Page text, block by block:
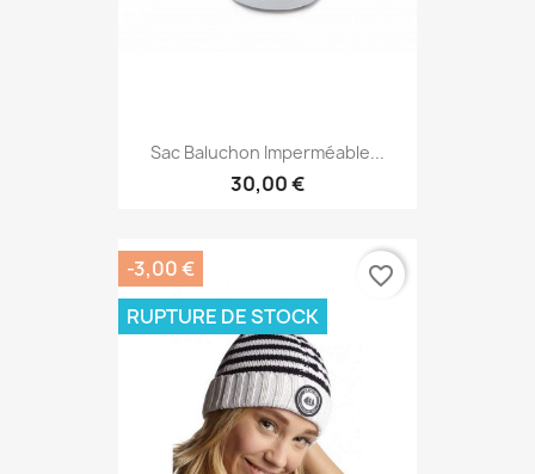
Sac Baluchon Imperméable...
30,00 €
-3,00 €
RUPTURE DE STOCK
favorite_border